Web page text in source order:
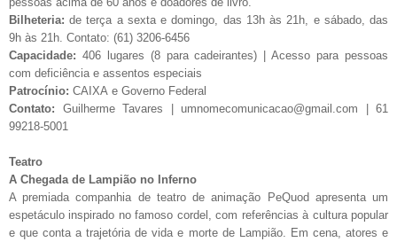
Bilheteria: de terça a sexta e domingo, das 13h às 21h, e sábado, das
9h às 21h. Contato: (61) 3206-6456
Capacidade: 406 lugares (8 para cadeirantes) | Acesso para pessoas
com deficiência e assentos especiais
Patrocínio: CAIXA e Governo Federal
Contato: Guilherme Tavares | umnomecomunicacao@gmail.com | 61
99218-5001
Teatro
A Chegada de Lampião no Inferno
A premiada companhia de teatro de animação PeQuod apresenta um
espetáculo inspirado no famoso cordel, com referências à cultura popular
e que conta a trajetória de vida e morte de Lampião. Em cena, atores e